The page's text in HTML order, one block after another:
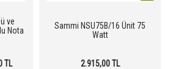
ve
Nota
TL
Sammi NSU75B/16 Ünit 75
Watt
2.915,00 TL